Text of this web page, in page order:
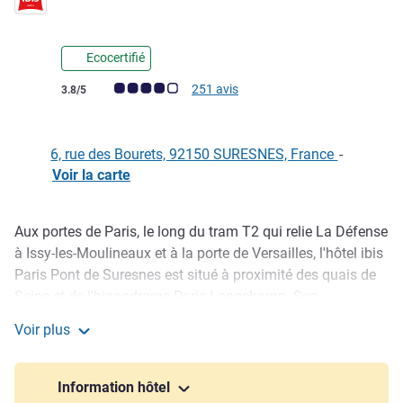
Ecocertifié
Note Avis clients (Note ALL)
3.8/5 251 avis
6, rue des Bourets, 92150 SURESNES, France -
Voir la carte
Description
Aux portes de Paris, le long du tram T2 qui relie La Défense
à Issy-les-Moulineaux et à la porte de Versailles, l'hôtel ibis
Paris Pont de Suresnes est situé à proximité des quais de
le CNIT et le palais des congrès à porte Maillot (Bus 244
direct). La tour Eiffel, les Champs-Élysées et Roland-Garros
sont facilement accessibles. L'hôtel au centre-ville propose
Voir plus
Information hôtel